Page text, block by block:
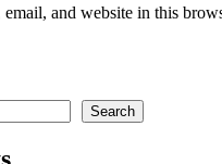
email, and website in this
Search